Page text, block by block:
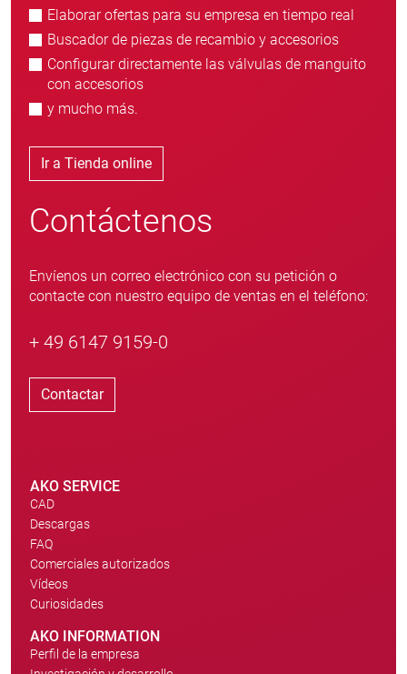
Elaborar ofertas para su empresa en tiempo real
Buscador de piezas de recambio y accesorios
Configurar directamente las válvulas de manguito
con accesorios
y mucho más.
Ir a Tienda online
Contáctenos
Envíenos un correo electrónico con su petición o
contacte con nuestro equipo de ventas en el teléfono:
+ 49 6147 9159-0
Contactar
AKO SERVICE
CAD
Descargas
FAQ
Comerciales autorizados
Vídeos
Curiosidades
AKO INFORMATION
Perfil de la empresa